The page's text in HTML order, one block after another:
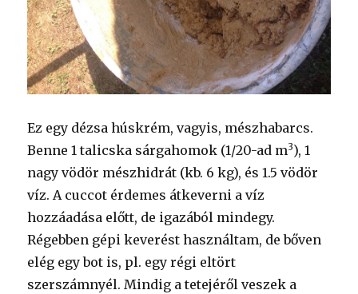
Ez egy dézsa húskrém, vagyis, mészhabarcs.
Benne 1 talicska sárgahomok (1/20-ad m3), 1
nagy vödör mészhidrát (kb. 6 kg), és 1.5 vödör
víz. A cuccot érdemes átkeverni a víz
hozzáadása előtt, de igazából mindegy.
Régebben gépi keverést használtam, de bőven
elég egy bot is, pl. egy régi eltört
szerszámnyél. Mindig a tetejéről veszek a